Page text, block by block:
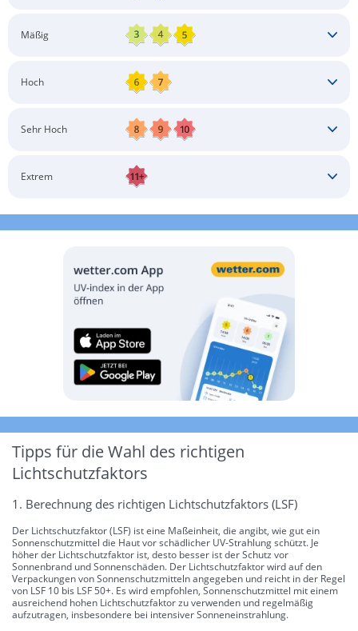
Mäßig
Langärmlige Bekleidung
Hoch
Langärmlige Bekleidung
Sonnenbrille
Sehr Hoch
Langärmlige Bekleidung
Extrem
Tipps für die Wahl des richtigen
Lichtschutzfaktors
1. Berechnung des richtigen Lichtschutzfaktors (LSF)
Der Lichtschutzfaktor (LSF) ist eine Maßeinheit, die angibt, wie gut ein
Sonnenschutzmittel die Haut vor schädlicher UV-Strahlung schützt. Je
höher der Lichtschutzfaktor ist, desto besser ist der Schutz vor
Sonnenbrand und Sonnenschäden. Der Lichtschutzfaktor wird auf den
Verpackungen von Sonnenschutzmitteln angegeben und reicht in der Regel
von LSF 10 bis LSF 50+. Es wird empfohlen, Sonnenschutzmittel mit einem
ausreichend hohen Lichtschutzfaktor zu verwenden und regelmäßig
aufzutragen, insbesondere bei intensiver Sonneneinstrahlung.